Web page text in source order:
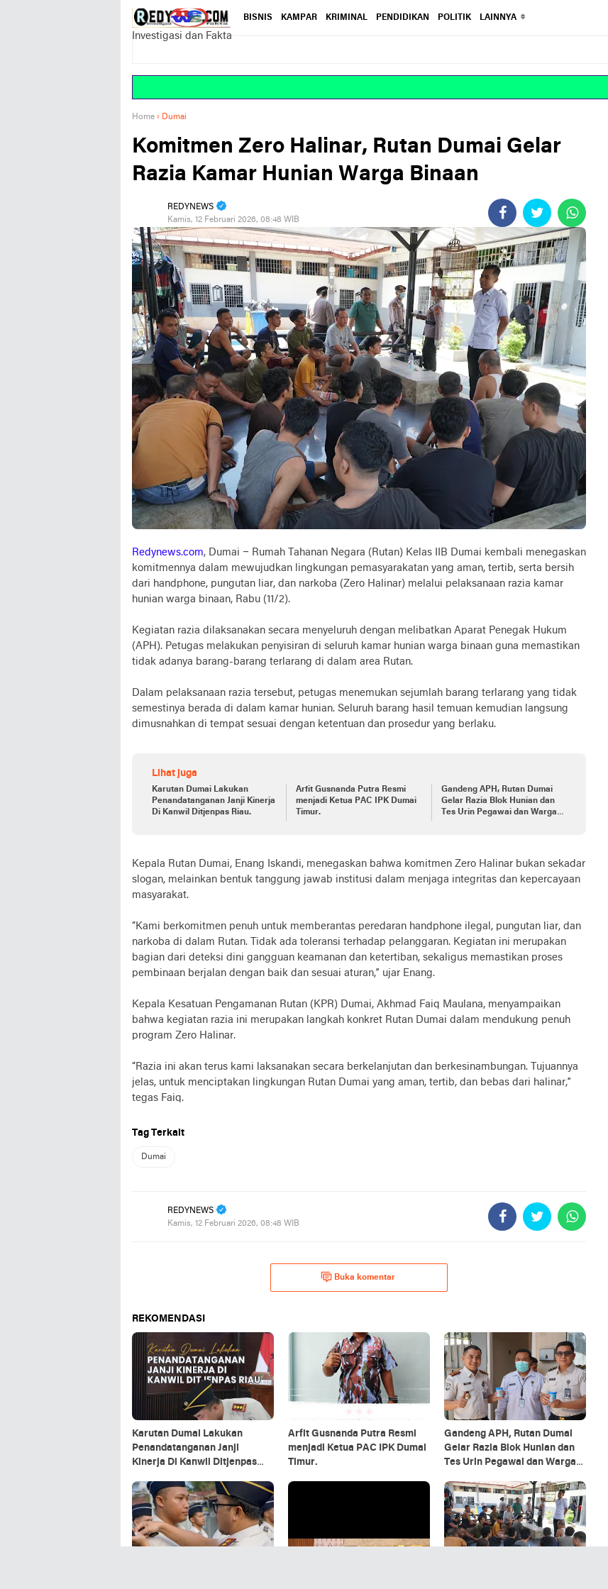
Investigasi dan Fakta
BISNIS KAMPAR KRIMINAL PENDIDIKAN POLITIK LAINNYA
Home › Dumai
Komitmen Zero Halinar, Rutan Dumai Gelar
Razia Kamar Hunian Warga Binaan
REDYNEWS
Kamis, 12 Februari 2026, 08:48 WIB
Redynews.com, Dumai – Rumah Tahanan Negara (Rutan) Kelas IIB Dumai kembali menegaskan
komitmennya dalam mewujudkan lingkungan pemasyarakatan yang aman, tertib, serta bersih
dari handphone, pungutan liar, dan narkoba (Zero Halinar) melalui pelaksanaan razia kamar
hunian warga binaan, Rabu (11/2).
Kegiatan razia dilaksanakan secara menyeluruh dengan melibatkan Aparat Penegak Hukum
(APH). Petugas melakukan penyisiran di seluruh kamar hunian warga binaan guna memastikan
tidak adanya barang-barang terlarang di dalam area Rutan.
Dalam pelaksanaan razia tersebut, petugas menemukan sejumlah barang terlarang yang tidak
semestinya berada di dalam kamar hunian. Seluruh barang hasil temuan kemudian langsung
dimusnahkan di tempat sesuai dengan ketentuan dan prosedur yang berlaku.
Lihat juga
Karutan Dumai Lakukan
Penandatanganan Janji Kinerja
Di Kanwil Ditjenpas Riau.
Arfit Gusnanda Putra Resmi
menjadi Ketua PAC IPK Dumai
Timur.
Gandeng APH, Rutan Dumai
Gelar Razia Blok Hunian dan
Tes Urin Pegawai dan Warga
Kepala Rutan Dumai, Enang Iskandi, menegaskan bahwa komitmen Zero Halinar bukan sekadar
slogan, melainkan bentuk tanggung jawab institusi dalam menjaga integritas dan kepercayaan
masyarakat.
“Kami berkomitmen penuh untuk memberantas peredaran handphone ilegal, pungutan liar, dan
narkoba di dalam Rutan. Tidak ada toleransi terhadap pelanggaran. Kegiatan ini merupakan
bagian dari deteksi dini gangguan keamanan dan ketertiban, sekaligus memastikan proses
pembinaan berjalan dengan baik dan sesuai aturan,” ujar Enang.
Kepala Kesatuan Pengamanan Rutan (KPR) Dumai, Akhmad Faiq Maulana, menyampaikan
bahwa kegiatan razia ini merupakan langkah konkret Rutan Dumai dalam mendukung penuh
program Zero Halinar.
“Razia ini akan terus kami laksanakan secara berkelanjutan dan berkesinambungan. Tujuannya
jelas, untuk menciptakan lingkungan Rutan Dumai yang aman, tertib, dan bebas dari halinar,”
tegas Faiq.
Tag Terkait
Dumai
REDYNEWS
Kamis, 12 Februari 2026, 08:48 WIB
Buka komentar
REKOMENDASI
Karutan Dumai Lakukan
Penandatanganan Janji
Kinerja Di Kanwil Ditjenpas
Arfit Gusnanda Putra Resmi
menjadi Ketua PAC IPK Dumai
Timur.
Gandeng APH, Rutan Dumai
Gelar Razia Blok Hunian dan
Tes Urin Pegawai dan Warga